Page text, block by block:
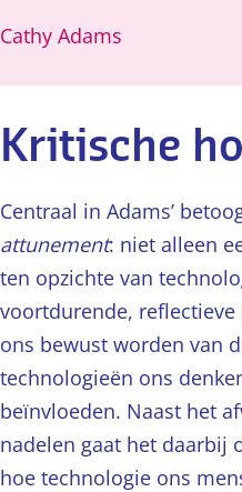
Cathy Adams
Kritische
Centraal in Adams’
attunement: niet alleen
ten opzichte van
voortdurende,
ons bewust worden van
technologieën ons
beïnvloeden. Naast het
nadelen gaat het daarbij
hoe technologie ons